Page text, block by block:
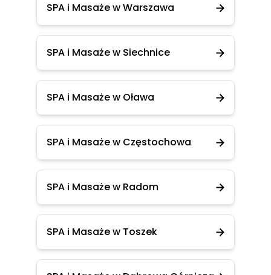
SPA i Masaże w Warszawa
SPA i Masaże w Siechnice
SPA i Masaże w Oława
SPA i Masaże w Częstochowa
SPA i Masaże w Radom
SPA i Masaże w Toszek